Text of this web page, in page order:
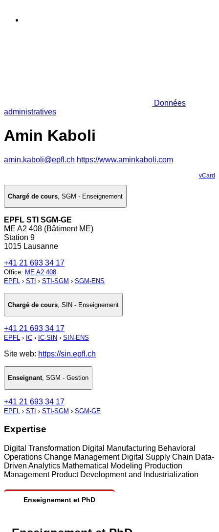
Données
administratives
Amin Kaboli
amin.kaboli@epfl.ch https://www.aminkaboli.com
vCard
Chargé de cours, SGM - Enseignement
EPFL STI SGM-GE
ME A2 408 (Bâtiment ME)
Station 9
1015 Lausanne
+41 21 693 34 17
Office: ME A2 408
EPFL › STI › STI-SGM › SGM-ENS
Chargé de cours SIN - Enseignement
+41 21 693 34 17
EPFL › IC › IC-SIN › SIN-ENS
Site web: https://sin.epfl.ch
Enseignant, SGM - Gestion
+41 21 693 34 17
EPFL › STI › STI-SGM › SGM-GE
Expertise
Digital Transformation Digital Manufacturing Behavioral
Operations Change Management Digital Supply Chain Data-
Driven Analytics Mathematical Modeling Production
Management Product Development and Industrialization
Enseignement et PhD